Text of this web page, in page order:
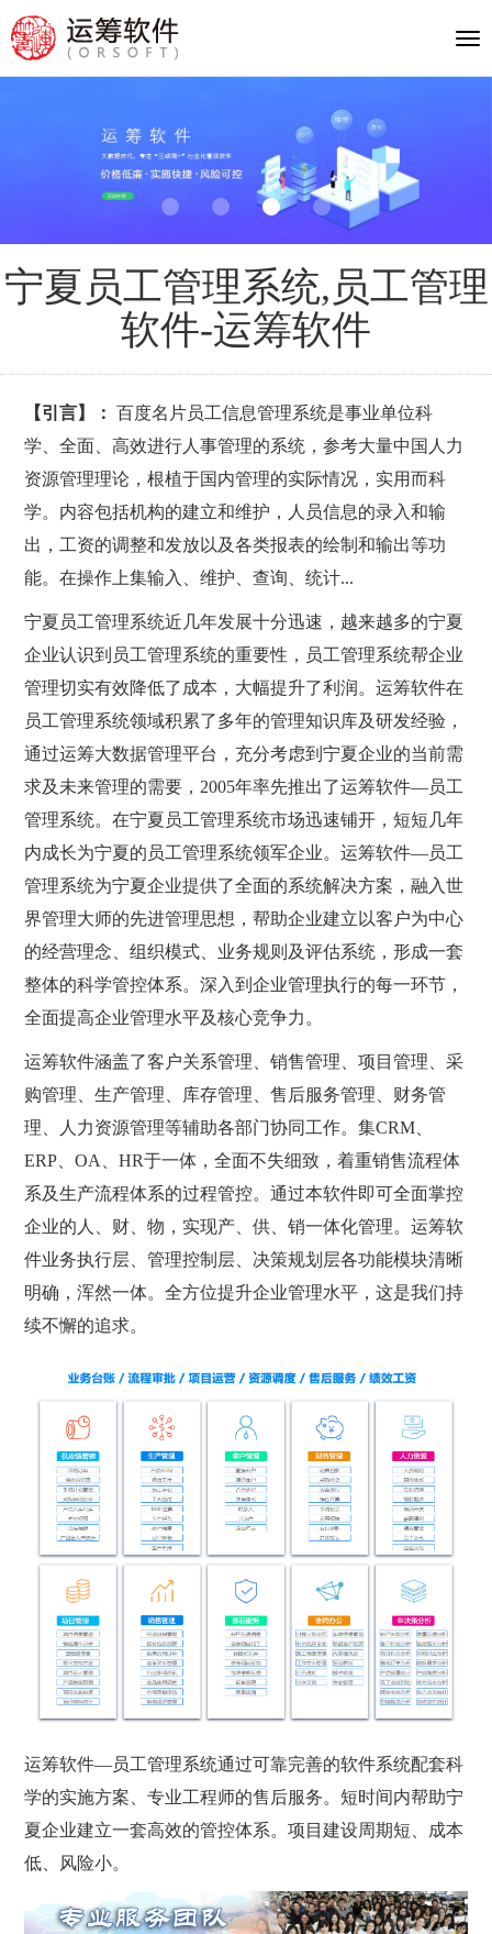
宁夏员工管理系统,员工管理
软件-运筹软件
【引言】： 百度名片员工信息管理系统是事业单位科
学、全面、高效进行人事管理的系统，参考大量中国人力
资源管理理论，根植于国内管理的实际情况，实用而科
学。内容包括机构的建立和维护，人员信息的录入和输
出，工资的调整和发放以及各类报表的绘制和输出等功
能。在操作上集输入、维护、查询、统计...
宁夏员工管理系统近几年发展十分迅速，越来越多的宁夏
企业认识到员工管理系统的重要性，员工管理系统帮企业
管理切实有效降低了成本，大幅提升了利润。运筹软件在
员工管理系统领域积累了多年的管理知识库及研发经验，
通过运筹大数据管理平台，充分考虑到宁夏企业的当前需
求及未来管理的需要，2005年率先推出了运筹软件—员工
管理系统。在宁夏员工管理系统市场迅速铺开，短短几年
内成长为宁夏的员工管理系统领军企业。运筹软件—员工
管理系统为宁夏企业提供了全面的系统解决方案，融入世
界管理大师的先进管理思想，帮助企业建立以客户为中心
的经营理念、组织模式、业务规则及评估系统，形成一套
整体的科学管控体系。深入到企业管理执行的每一环节，
全面提高企业管理水平及核心竞争力。
运筹软件涵盖了客户关系管理、销售管理、项目管理、采
购管理、生产管理、库存管理、售后服务管理、财务管
理、人力资源管理等辅助各部门协同工作。集CRM、
ERP、OA、HR于一体，全面不失细致，着重销售流程体
系及生产流程体系的过程管控。通过本软件即可全面掌控
企业的人、财、物，实现产、供、销一体化管理。运筹软
件业务执行层、管理控制层、决策规划层各功能模块清晰
明确，浑然一体。全方位提升企业管理水平，这是我们持
续不懈的追求。
运筹软件—员工管理系统通过可靠完善的软件系统配套科
学的实施方案、专业工程师的售后服务。短时间内帮助宁
夏企业建立一套高效的管控体系。项目建设周期短、成本
低、风险小。